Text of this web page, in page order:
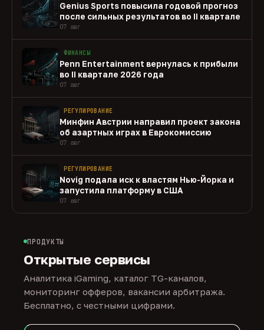
Genius Sports повысила годовой прогноз
после сильных результатов во II квартале
07 авг
ФИНАНСЫ
Penn Entertainment вернулась к прибыли
во II квартале 2026 года
07 авг
РЕГУЛИРОВАНИЕ
Минфин Австрии направил проект закона
об азартных играх в Еврокомиссию
07 авг
РЕГУЛИРОВАНИЕ
Novig подала иск к властям Нью-Йорка и
запустила платформу в США
07 авг
ПРОДУКТЫ
Открытые сервисы
Аналитика iGaming, каталог TG-каналов,
мониторинг офферов, вакансии арбитража.
Бесплатно, с честными цифрами.